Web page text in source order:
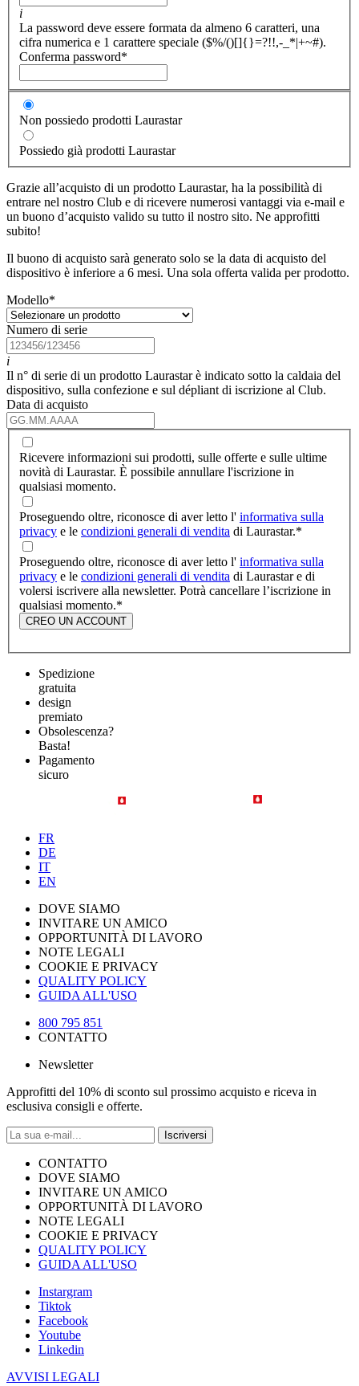
i
La password deve essere formata da almeno 6 caratteri, una
cifra numerica e 1 carattere speciale ($%/()[]{}=?!!,-_*|+~#).
Conferma password*
Non possiedo prodotti Laurastar
Possiedo già prodotti Laurastar
Grazie all’acquisto di un prodotto Laurastar, ha la possibilità di
entrare nel nostro Club e di ricevere numerosi vantaggi via e-mail e
un buono d’acquisto valido su tutto il nostro sito. Ne approfitti
subito!
Il buono di acquisto sarà generato solo se la data di acquisto del
dispositivo è inferiore a 6 mesi. Una sola offerta valida per prodotto.
Modello*
Numero di serie
i
Il n° di serie di un prodotto Laurastar è indicato sotto la caldaia del
dispositivo, sulla confezione e sul dépliant di iscrizione al Club.
Data di acquisto
Ricevere informazioni sui prodotti, sulle offerte e sulle ultime
novità di Laurastar. È possibile annullare l'iscrizione in
qualsiasi momento.
Proseguendo oltre, riconosce di aver letto l' informativa sulla
privacy e le condizioni generali di vendita di Laurastar.*
Proseguendo oltre, riconosce di aver letto l' informativa sulla
privacy e le condizioni generali di vendita di Laurastar e di
volersi iscrivere alla newsletter. Potrà cancellare l’iscrizione in
qualsiasi momento.*
CREO UN ACCOUNT
Spedizione
gratuita
design
premiato
Obsolescenza?
Basta!
Pagamento
sicuro
FR
DE
IT
EN
DOVE SIAMO
INVITARE UN AMICO
OPPORTUNITÀ DI LAVORO
NOTE LEGALI
COOKIE E PRIVACY
QUALITY POLICY
GUIDA ALL'USO
800 795 851
CONTATTO
Newsletter
Approfitti del 10% di sconto sul prossimo acquisto e riceva in
esclusiva consigli e offerte.
Iscriversi
CONTATTO
DOVE SIAMO
INVITARE UN AMICO
OPPORTUNITÀ DI LAVORO
NOTE LEGALI
COOKIE E PRIVACY
QUALITY POLICY
GUIDA ALL'USO
Instargram
Tiktok
Facebook
Youtube
Linkedin
AVVISI LEGALI